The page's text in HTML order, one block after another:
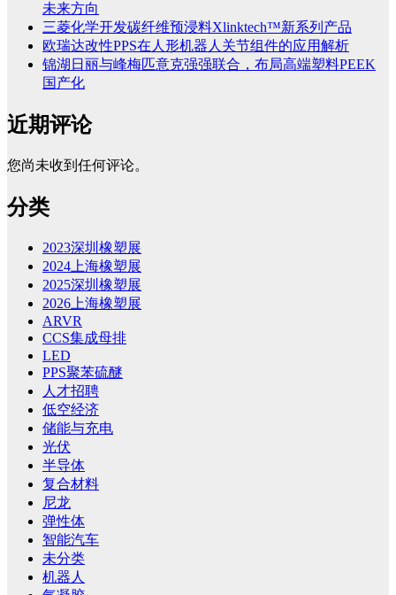
未来方向
三菱化学开发碳纤维预浸料Xlinktech™新系列产品
欧瑞达改性PPS在人形机器人关节组件的应用解析
锦湖日丽与峰梅匹意克强强联合，布局高端塑料PEEK
国产化
近期评论
您尚未收到任何评论。
分类
2023深圳橡塑展
2024上海橡塑展
2025深圳橡塑展
2026上海橡塑展
ARVR
CCS集成母排
LED
PPS聚苯硫醚
人才招聘
低空经济
储能与充电
光伏
半导体
复合材料
尼龙
弹性体
智能汽车
未分类
机器人